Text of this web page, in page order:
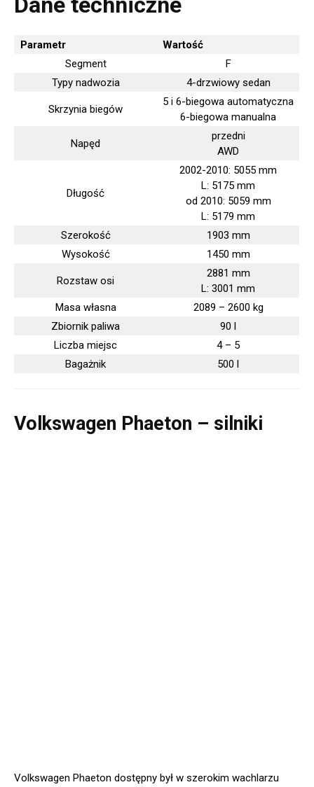
Parametr
Wartość
Segment
F
Typy nadwozia
4-drzwiowy sedan
Skrzynia biegów
5 i 6-biegowa automatyczna
6-biegowa manualna
Napęd
przedni
AWD
Długość
2002-2010: 5055 mm
L: 5175 mm
od 2010: 5059 mm
L: 5179 mm
Szerokość
1903 mm
Wysokość
1450 mm
Rozstaw osi
2881 mm
L: 3001 mm
Masa własna
2089 – 2600 kg
Zbiornik paliwa
90 l
Liczba miejsc
4 – 5
Bagażnik
500 l
Volkswagen Phaeton – silniki
Volkswagen Phaeton dostępny był w szerokim wachlarzu